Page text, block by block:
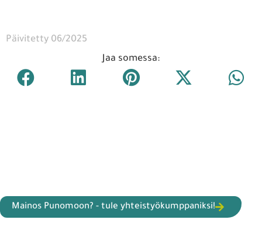
Päivitetty 06/2025
Jaa somessa:
Mainos Punomoon? - tule yhteistyökumppaniksi!